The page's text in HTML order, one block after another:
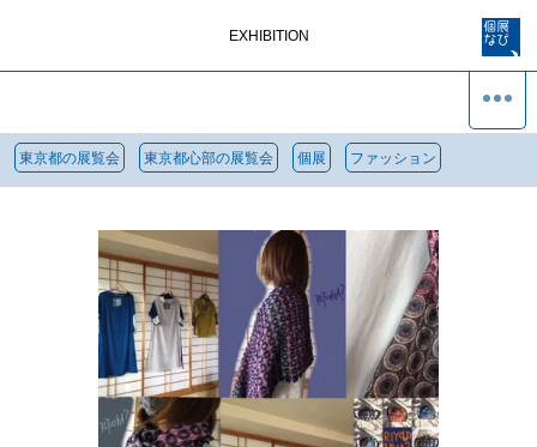
EXHIBITION
東京都の展覧会 東京都心部の展覧会 個展 ファッション